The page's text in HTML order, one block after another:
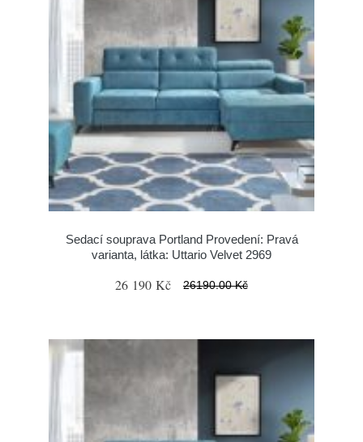
Sedací souprava Portland Provedení: Pravá
varianta, látka: Uttario Velvet 2969
26 190 Kč 26190.00 Kč